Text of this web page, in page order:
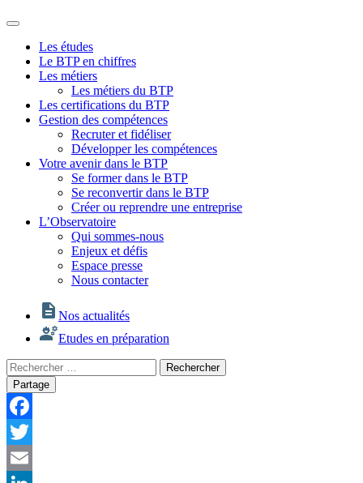
Les études
Le BTP en chiffres
Les métiers
Les métiers du BTP
Les certifications du BTP
Gestion des compétences
Recruter et fidéliser
Développer les compétences
Votre avenir dans le BTP
Se former dans le BTP
Se reconvertir dans le BTP
Créer ou reprendre une entreprise
L’Observatoire
Qui sommes-nous
Enjeux et défis
Espace presse
Nous contacter
Nos actualités
Etudes en préparation
Rechercher
:
Rechercher
Partage
Facebook
Twitter